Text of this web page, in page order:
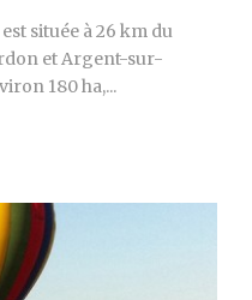
située à 26 km du
et Argent-sur-
180 ha,...